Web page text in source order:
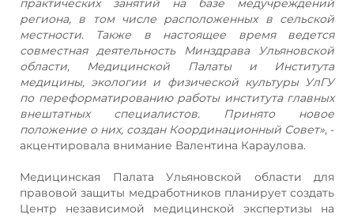
региона, в том числе расположенных в сельской
местности. Также в настоящее время ведется
совместная деятельность Минздрава Ульяновской
области, Медицинской Палаты и Института
медицины, экологии и физической культуры УлГУ
по переформатированию работы института главных
внештатных специалистов. Принято новое
положение о них, создан Координационный Совет», -
акцентировала внимание Валентина Караулова.
Медицинская Палата Ульяновской области для
правовой защиты медработников планирует создать
Центр независимой медицинской экспертизы на